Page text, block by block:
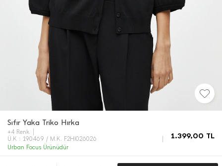
Sıfır Yaka Triko Hırka
+4 Renk
Ü.K : 190469 / M.K. F2HI026026
Urban Focus Ürünüdür
1.399,00 TL